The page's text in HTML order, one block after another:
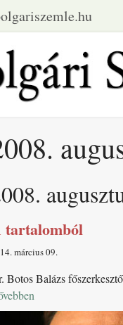
tartalomból
március 09
Botos Balázs